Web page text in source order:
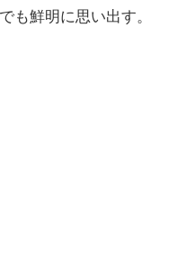
も鮮明に思い出す。